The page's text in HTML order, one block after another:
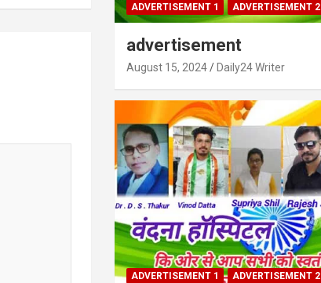
ADVERTISEMENT 1 ADVERTISEMENT 2
advertisement
August 15, 2024 Daily24 Writer
ADVERTISEMENT 1 ADVERTISEMENT 2